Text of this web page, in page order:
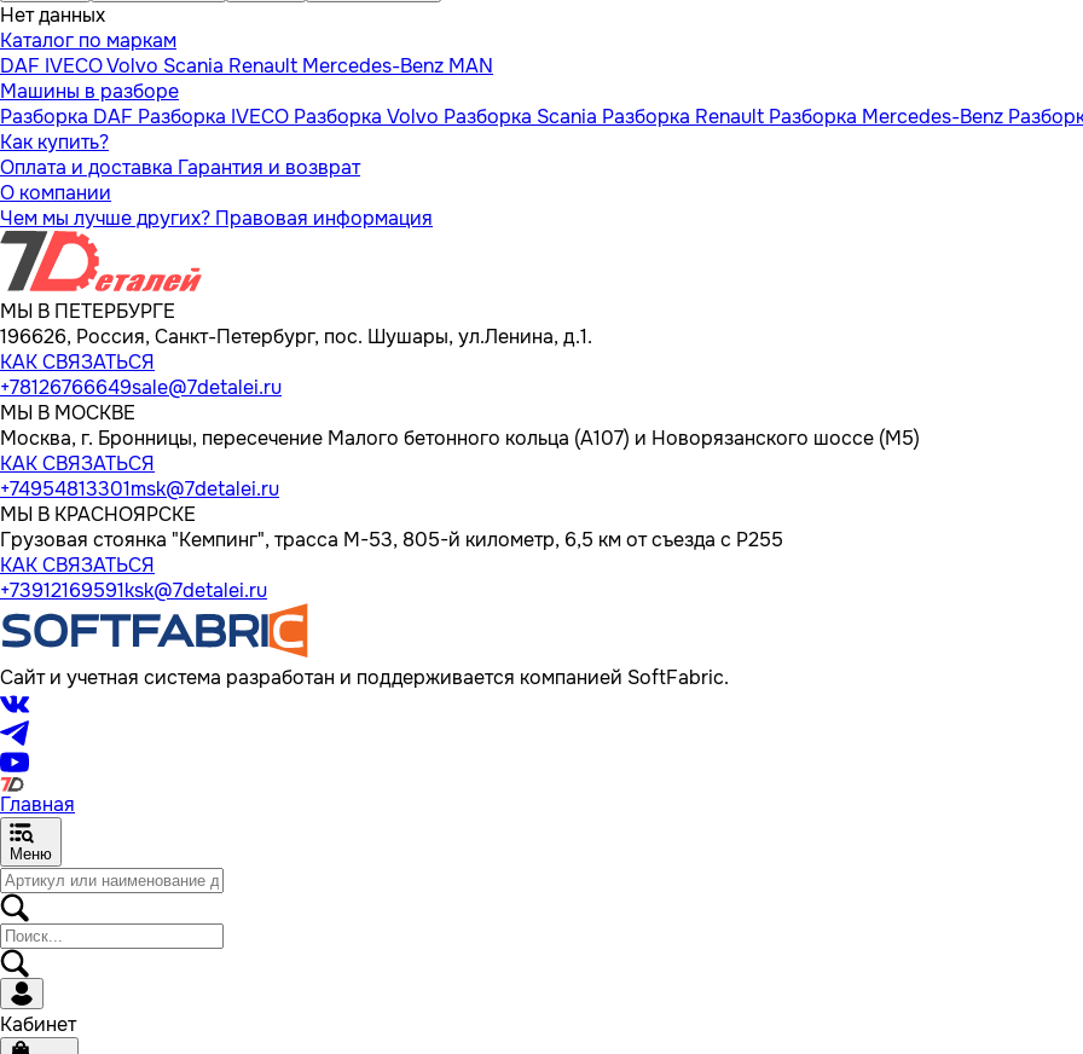
Нет данных
Каталог по маркам
DAF IVECOVolvo Scania Renault Mercedes-Benz MAN
Машины в разборе
Разборка DAF Разборка IVECO Разборка Volvo Разборка Scania Разборка Renault Разборка Mercedes-Benz
Как купить?
Оплата и доставка Гарантия и возврат
О компании
Чем мы лучше других? Правовая информация
МЫ В ПЕТЕРБУРГЕ
196626, Россия, Санкт-Петербург, пос. Шушары, ул.Ленина, д.1.
КАК СВЯЗАТЬСЯ
+78126766649sale@7detalei.ru
МЫ В МОСКВЕ
Москва, г. Бронницы, пересечение Малого бетонного кольца (А107) и Новорязанского шоссе (М5)
КАК СВЯЗАТЬСЯ
+74954813301msk@7detalei.ru
МЫ В КРАСНОЯРСКЕ
Грузовая стоянка "Кемпинг", трасса M-53, 805-й километр, 6,5 км от съезда с Р255
КАК СВЯЗАТЬСЯ
+73912169591ksk@7detalei.ru
Сайт и учетная система разработан и поддерживается компанией SoftFabric.
Главная
Меню
Кабинет